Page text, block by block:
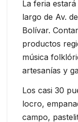
La feria
largo de Av.
Bolívar.
productos
música
artesanías y
Los casi 30
locro,
campo,